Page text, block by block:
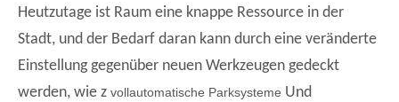
Heutzutage ist Raum eine knappe Ressource in der
Stadt, und der Bedarf daran kann durch eine veränderte
Einstellung gegenüber neuen Werkzeugen gedeckt
werden, wie z vollautomatische Parksysteme Und